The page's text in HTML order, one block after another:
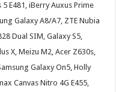
E481, iBerry Auxus Prime
Galaxy A8/A7, ZTE Nubia
Dual SIM, Galaxy S5,
X, Meizu M2, Acer Z630s,
Galaxy On5, Holly
Canvas Nitro 4G E455,